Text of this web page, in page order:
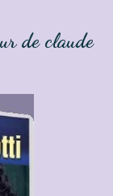
de claude